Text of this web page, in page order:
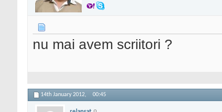
nu mai avem scriitori ?
14th January 2012, 00:45